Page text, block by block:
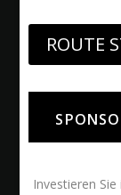
ROUTE
Investieren